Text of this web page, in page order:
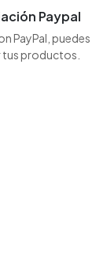
Paypal
PayPal, puedes
tus productos.